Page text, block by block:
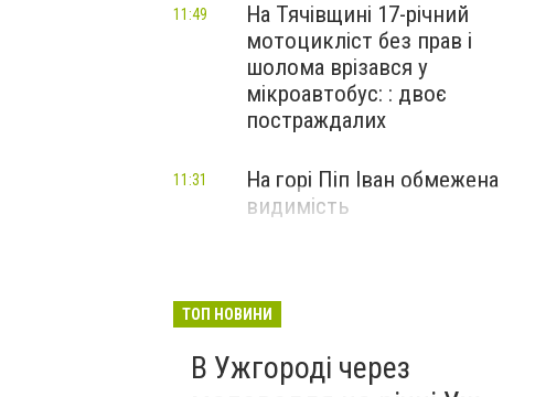
На Тячівщині 17-річний
мотоцикліст без прав і
шолома врізався у
мікроавтобус: : двоє
постраждалих
11:49
На горі Піп Іван обмежена
видимість
11:31
ТОП НОВИНИ
В Ужгороді через